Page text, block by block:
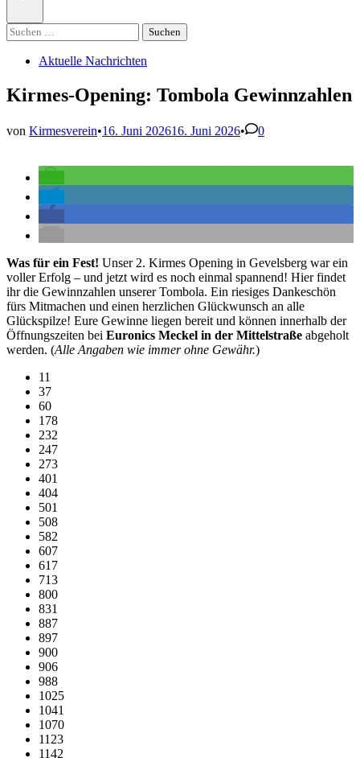
Suchen
nach:
Veröffentlicht
Aktuelle Nachrichten
Kirmes-Opening: Tombola Gewinnzahlen
von Kirmesverein•16. Juni 202616. Juni 2026• 0
Was für ein Fest! Unser 2. Kirmes Opening in Gevelsberg war ein
voller Erfolg – und jetzt wird es noch einmal spannend! Hier findet
ihr die Gewinnzahlen unserer Tombola. Ein riesiges Dankeschön
fürs Mitmachen und einen herzlichen Glückwunsch an alle
Glückspilze! Eure Gewinne liegen bereit und können innerhalb der
Öffnungszeiten bei Euronics Meckel in der Mittelstraße abgeholt
werden. (Alle Angaben wie immer ohne Gewähr.)
11
37
60
178
232
247
273
401
404
501
508
582
607
617
713
800
831
887
897
900
906
988
1025
1041
1070
1123
1142